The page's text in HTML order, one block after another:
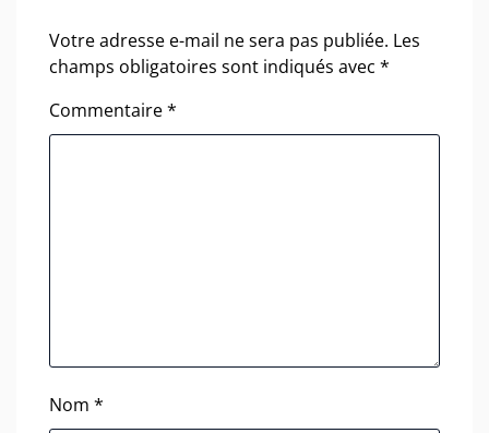
Votre adresse e-mail ne sera pas publiée. Les
champs obligatoires sont indiqués avec *
Commentaire*
Nom *